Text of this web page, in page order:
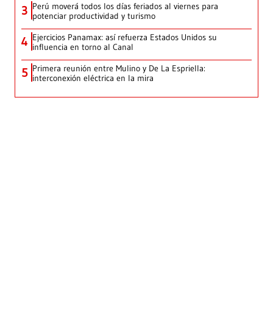
3 Perú moverá todos los días feriados al viernes para
potenciar productividad y turismo
4 Ejercicios Panamax: así refuerza Estados Unidos su
influencia en torno al Canal
5 Primera reunión entre Mulino y De La Espriella:
interconexión eléctrica en la mira